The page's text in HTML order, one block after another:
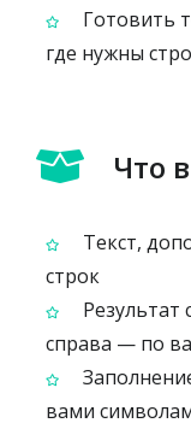
Готовить
где нужны
Что
Текст,
строк
Результат
справа — по
вами